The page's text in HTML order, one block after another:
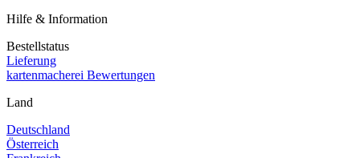
Hilfe & Information
Bestellstatus
Lieferung
kartenmacherei Bewertungen
Land
Deutschland
Österreich